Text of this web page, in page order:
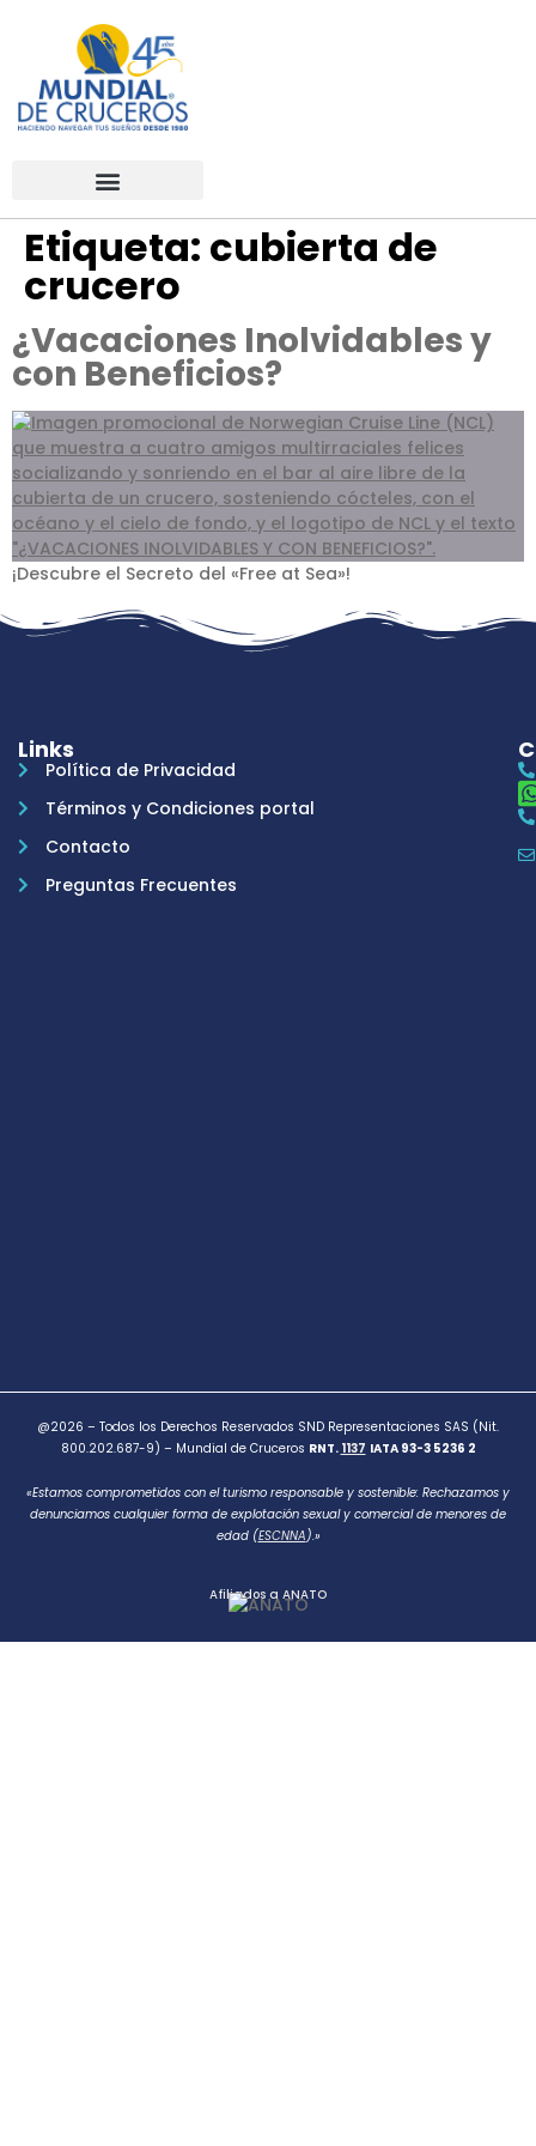
Etiqueta: cubierta de
crucero
¿Vacaciones Inolvidables y
con Beneficios?
¡Descubre el Secreto del «Free at Sea»!
Links
Política de Privacidad
Términos y Condiciones portal
Contacto
Preguntas Frecuentes
@2026 – Todos los Derechos Reservados SND Representaciones SAS (Nit.
800.202.687-9) – Mundial de Cruceros RNT. 1137 IATA 93-3 5236 2
«Estamos comprometidos con el turismo responsable y sostenible: Rechazamos y
denunciamos cualquier forma de explotación sexual y comercial de menores de
edad (ESCNNA).»
Afiliados a ANATO